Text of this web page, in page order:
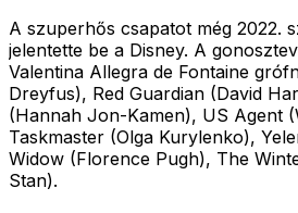
A szuperhős csapatot még 2022.
jelentette be a Disney. A
Valentina Allegra de Fontaine
Dreyfus), Red Guardian (David
(Hannah Jon-Kamen), US Agent
Taskmaster (Olga Kurylenko),
Widow (Florence Pugh), The
Stan).